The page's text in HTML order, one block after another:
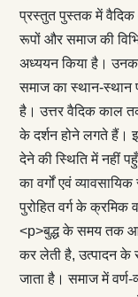
प्रस्तुत पुस्तक में वैदिक
रूपों और समाज की
अध्ययन किया है।
समाज का स्थान-स्थान
है। उत्तर वैदिक काल
के दर्शन होने लगते हैं।
देने की स्थिति में नहीं
का वर्गों एवं
पुरोहित वर्ग के
<p>बुद्ध के समय तक
कर लेती है, उत्पादन के
जाता है। समाज में